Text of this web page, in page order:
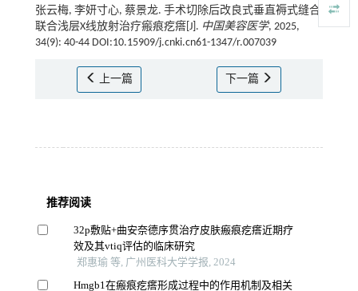
张云梅, 李妍寸心, 蔡景龙. 手术切除后改良式垂直褥式缝合
联合浅层X线放射治疗瘢痕疙瘩[J]. 中国美容医学, 2025,
34(9): 40-44 DOI:10.15909/j.cnki.cn61-1347/r.007039
上一篇 下一篇